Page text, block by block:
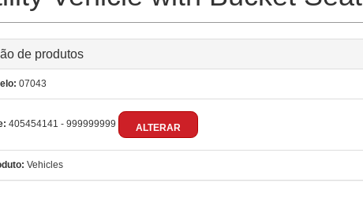
de produtos
07043
405454141 - 999999999 ALTERAR
Vehicles